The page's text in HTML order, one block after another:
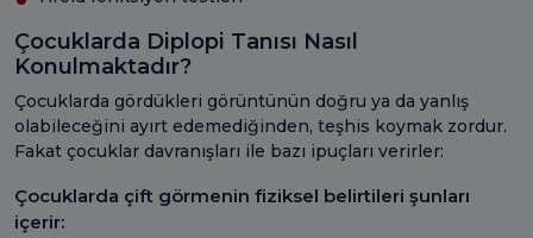
Çocuklarda Diplopi Tanısı Nasıl
Konulmaktadır?
Çocuklarda gördükleri görüntünün doğru ya da yanlış
olabileceğini ayırt edemediğinden, teşhis koymak zordur.
Fakat çocuklar davranışları ile bazı ipuçları verirler:
Çocuklarda çift görmenin fiziksel belirtileri şunları
içerir: